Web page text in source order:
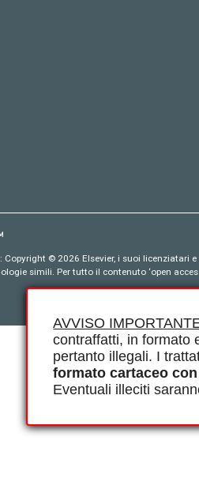
AVVISO
contraffatti, in formato
pertanto illegali. I
formato cartaceo
Eventuali illeciti
© 2026 Elsevier, i suoi
simili. Per tutto il contenuto ‘open